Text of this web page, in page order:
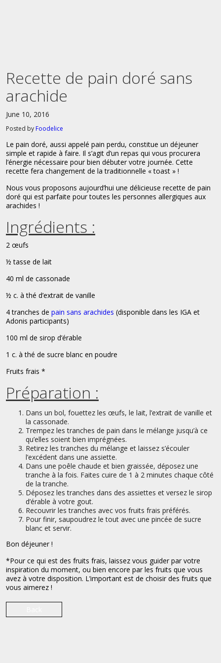
Recette de pain doré sans
arachide
June 10, 2016
Posted by Foodelice
Le pain doré, aussi appelé pain perdu, constitue un déjeuner
simple et rapide à faire. Il s’agit d’un repas qui vous procurera
l’énergie nécessaire pour bien débuter votre journée. Cette
recette fera changement de la traditionnelle « toast » !
Nous vous proposons aujourd’hui une délicieuse recette de pain
doré qui est parfaite pour toutes les personnes allergiques aux
arachides !
Ingrédients :
2 œufs
½ tasse de lait
40 ml de cassonade
½ c. à thé d’extrait de vanille
4 tranches de pain sans arachides (disponible dans les IGA et
Adonis participants)
100 ml de sirop d’érable
1 c. à thé de sucre blanc en poudre
Fruits frais *
Préparation :
Dans un bol, fouettez les œufs, le lait, l’extrait de vanille et
la cassonade.
Trempez les tranches de pain dans le mélange jusqu’à ce
qu’elles soient bien imprégnées.
Retirez les tranches du mélange et laissez s’écouler
l’excédent dans une assiette.
Dans une poêle chaude et bien graissée, déposez une
tranche à la fois. Faites cuire de 1 à 2 minutes chaque côté
de la tranche.
Déposez les tranches dans des assiettes et versez le sirop
d’érable à votre gout.
Recouvrir les tranches avec vos fruits frais préférés.
Pour finir, saupoudrez le tout avec une pincée de sucre
blanc et servir.
Bon déjeuner !
*Pour ce qui est des fruits frais, laissez vous guider par votre
inspiration du moment, ou bien encore par les fruits que vous
avez à votre disposition. L’important est de choisir des fruits que
vous aimerez !